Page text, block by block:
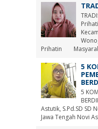
Prihatin
5
5
Astutik, S.Pd.SD SD
Jawa Tengah Novi